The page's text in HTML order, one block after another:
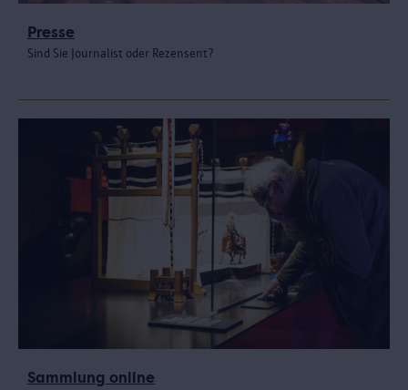
Presse
Sind Sie Journalist oder Rezensent?
Sammlung online